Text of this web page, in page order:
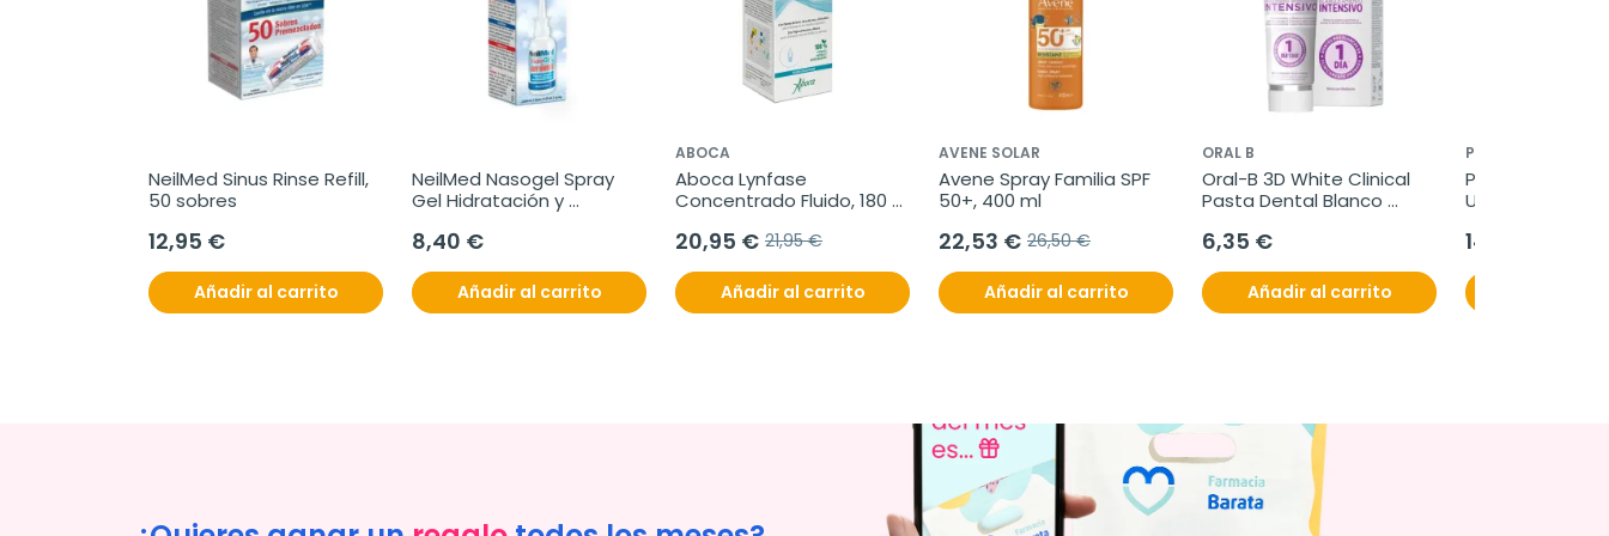
NeilMed Sinus Rinse Refill,
50 sobres
12,95 €
Añadir al carrito
NeilMed Nasogel Spray
Gel Hidratación y
8,40 €
Añadir al carrito
ABOCA
Aboca Lynfase
Concentrado Fluido, 180
20,95 € 21,95 €
Añadir al carrito
AVENE SOLAR
Avene Spray Familia SPF
50+, 400 ml
22,53 € 26,50 €
Añadir al carrito
ORAL B
Oral-B 3D White Clinical
Pasta Dental Blanco
6,35 €
Añadir al carrito
PRIMADERM
Primaderm
Urban Natural
14,80 €